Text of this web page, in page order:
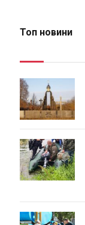
Топ новини